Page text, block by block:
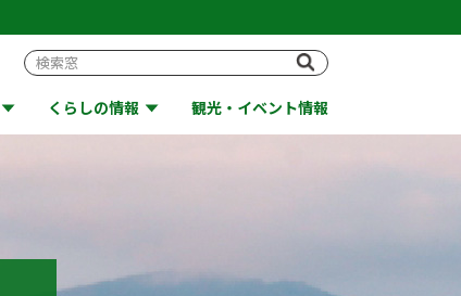
くらしの情報 観光・イベント情報